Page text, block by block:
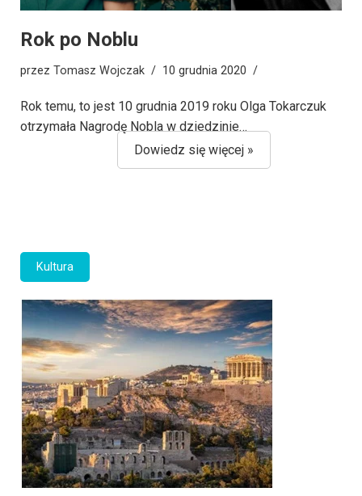
Rok po Noblu
przez Tomasz Wojczak 10 grudnia 2020
Rok temu, to jest 10 grudnia 2019 roku Olga Tokarczuk
otrzymała Nagrodę Nobla w dziedzinie…
Dowiedz się więcej »
Kultura